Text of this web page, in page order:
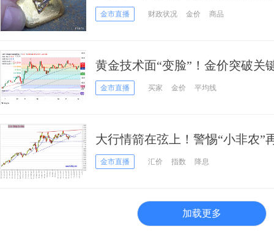
金市直播 财政状况 金价 商品
黄金技术面“变脸”！金价突破关
分析师最新金价交易分析
金市直播 买家 金价 平均线
大行情箭在弦上！警惕“小非农”
数、日元、欧元、英镑、澳元和
金市直播 汇价 指数 降息
加载更多